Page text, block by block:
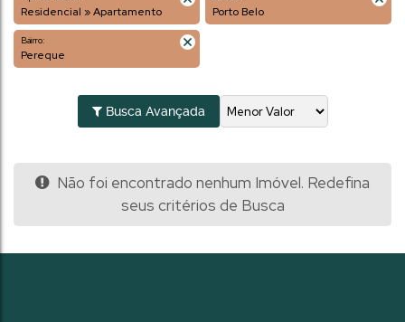
Residencial » Apartamento Porto Belo
Bairro:
Pereque
Busca Avançada
Não foi encontrado nenhum Imóvel. Redefina
seus critérios de Busca